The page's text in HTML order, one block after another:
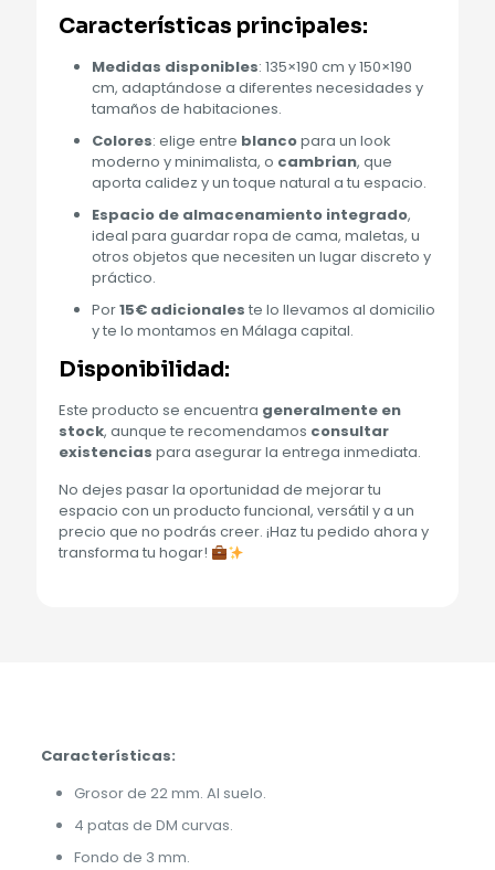
Características principales:
Medidas disponibles: 135×190 cm y 150×190
cm, adaptándose a diferentes necesidades y
tamaños de habitaciones.
Colores: elige entre blancopara un look
moderno y minimalista, o cambrian, que
aporta calidez y un toque natural a tu espacio.
Espacio de almacenamiento integrado,
ideal para guardar ropa de cama, maletas, u
otros objetos que necesiten un lugar discreto y
práctico.
Por15€ adicionales te lo llevamos al domicilio
y te lo montamos en Málaga capital.
Disponibilidad:
Este producto se encuentra generalmente en
stock, aunque te recomendamos consultar
existencias para asegurar la entrega inmediata.
No dejes pasar la oportunidad de mejorar tu
espacio con un producto funcional, versátil y a un
precio que no podrás creer. ¡Haz tu pedido ahora y
transforma tu hogar!
Características:
Grosor de 22 mm. Al suelo.
4 patas de DM curvas.
Fondo de 3 mm.